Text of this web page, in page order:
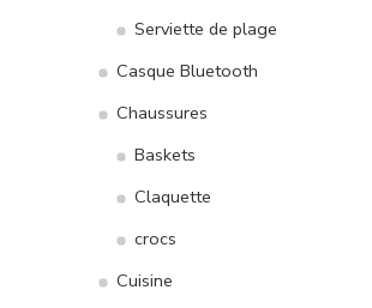
Serviette de plage
Casque Bluetooth
Chaussures
Baskets
Claquette
crocs
Cuisine